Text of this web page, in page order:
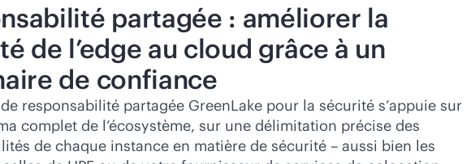
partagée : améliorer la
de l’edge au cloud grâce à un
de confiance
responsabilité partagée GreenLake pour la sécurité s’appuie sur
complet de l’écosystème, sur une délimitation précise des
de chaque instance en matière de sécurité – aussi bien les